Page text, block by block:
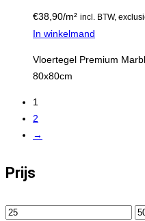
€38,90/m² incl. BTW,
In winkelmand
Vloertegel Premium
80x80cm
1
2
→
Prijs